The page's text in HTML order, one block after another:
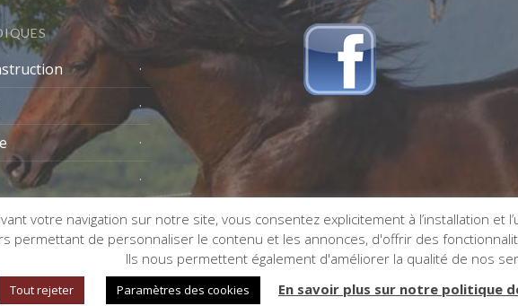
votre navigation sur notre site, vous consentez explicitement à l’installation et
permettant de personnaliser le contenu et les annonces, d'offrir des
Ils nous permettent également d'améliorer la qualité de nos
Tout rejeter Paramètres des cookies En savoir plus sur notre politique